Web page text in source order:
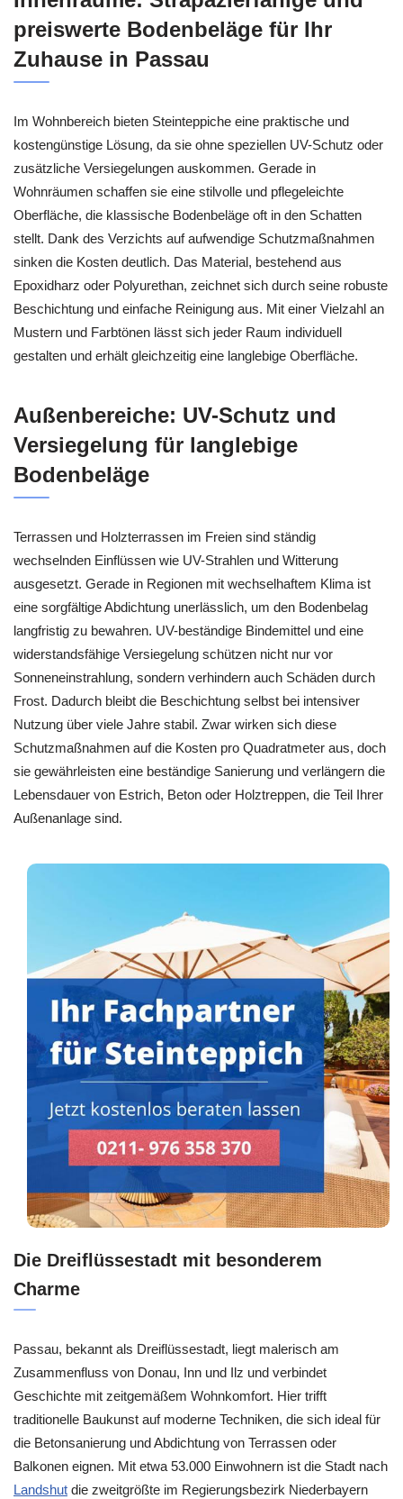
preiswerte Bodenbeläge für Ihr
Zuhause in Passau
Im Wohnbereich bieten Steinteppiche eine praktische und
kostengünstige Lösung, da sie ohne speziellen UV-Schutz oder
zusätzliche Versiegelungen auskommen. Gerade in
Wohnräumen schaffen sie eine stilvolle und pflegeleichte
Oberfläche, die klassische Bodenbeläge oft in den Schatten
stellt. Dank des Verzichts auf aufwendige Schutzmaßnahmen
sinken die Kosten deutlich. Das Material, bestehend aus
Epoxidharz oder Polyurethan, zeichnet sich durch seine robuste
Beschichtung und einfache Reinigung aus. Mit einer Vielzahl an
Mustern und Farbtönen lässt sich jeder Raum individuell
gestalten und erhält gleichzeitig eine langlebige Oberfläche.
Außenbereiche: UV-Schutz und
Versiegelung für langlebige
Bodenbeläge
Terrassen und Holzterrassen im Freien sind ständig
wechselnden Einflüssen wie UV-Strahlen und Witterung
ausgesetzt. Gerade in Regionen mit wechselhaftem Klima ist
eine sorgfältige Abdichtung unerlässlich, um den Bodenbelag
langfristig zu bewahren. UV-beständige Bindemittel und eine
widerstandsfähige Versiegelung schützen nicht nur vor
Sonneneinstrahlung, sondern verhindern auch Schäden durch
Frost. Dadurch bleibt die Beschichtung selbst bei intensiver
Nutzung über viele Jahre stabil. Zwar wirken sich diese
Schutzmaßnahmen auf die Kosten pro Quadratmeter aus, doch
sie gewährleisten eine beständige Sanierung und verlängern die
Lebensdauer von Estrich, Beton oder Holztreppen, die Teil Ihrer
Außenanlage sind.
Die Dreiflüssestadt mit besonderem
Charme
Passau, bekannt als Dreiflüssestadt, liegt malerisch am
Zusammenfluss von Donau, Inn und Ilz und verbindet
Geschichte mit zeitgemäßem Wohnkomfort. Hier trifft
traditionelle Baukunst auf moderne Techniken, die sich ideal für
die Betonsanierung und Abdichtung von Terrassen oder
Balkonen eignen. Mit etwa 53.000 Einwohnern ist die Stadt nach
Landshut die zweitgrößte im Regierungsbezirk Niederbayern